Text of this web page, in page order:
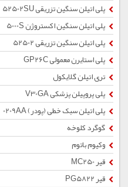
پلی اتیلن سنگین تزریقی 52502SU
پلی اتیلن سنگین اکستروژن 5000S
پلی اتیلن سنگین تزریقی 52502
پلی استایرن معمولی GP26C
تری اتیلن گلایکول
پلی پروپیلن پزشکی V30GA
پلی اتیلن سبک خطی (پودر) 0209AA
گوگرد کلوخه
وکیوم باتوم
قیر MC250
قیر PG5822